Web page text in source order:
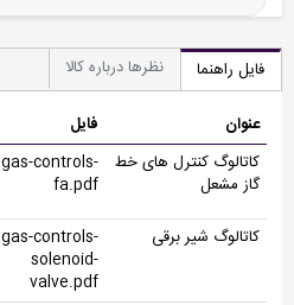
فایل راهنما نظرها درباره کالا
عنوان فایل
کاتالوگ کنترل های خط
گاز مشعل
gas-controls-
fa.pdf
کاتالوگ شیر برقی
gas-controls-
solenoid-
valve.pdf